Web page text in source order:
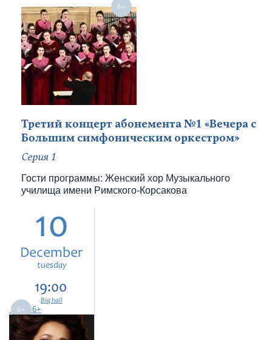
Третий концерт абонемента №1 «Вечера с
Большим симфоническим оркестром»
Серия 1
Гости программы: Женский хор Музыкального
училища имени Римского-Корсакова
10
December
tuesday
19:00
Big hall
6+